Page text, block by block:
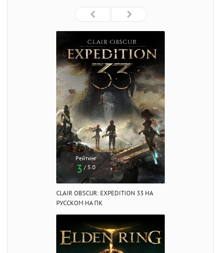
Рейтинг
3 / 5.0
CLAIR OBSCUR: EXPEDITION 33 НА
РУССКОМ НА ПК